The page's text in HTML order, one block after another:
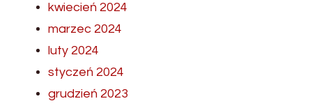
kwiecień 2024
marzec 2024
luty 2024
styczeń 2024
grudzień 2023